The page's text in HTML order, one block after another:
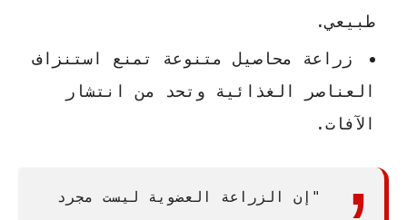
طبيعي.
زراعة محاصيل متنوعة تمنع استنزاف
العناصر الغذائية وتحد من انتشار
الآفات.
"إن الزراعة العضوية ليست مجرد